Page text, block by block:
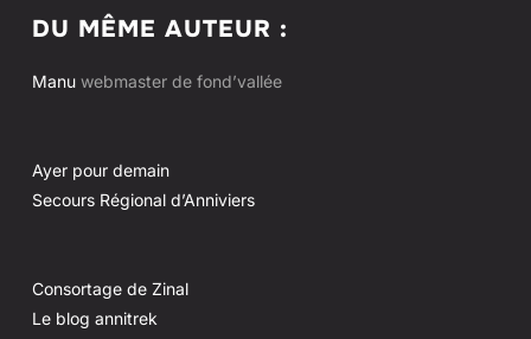
DU MÊME AUTEUR :
Manuwebmaster de fond’vallée
Ayer pour demain
Secours Régional d’Anniviers
Consortage de Zinal
Le blog annitrek